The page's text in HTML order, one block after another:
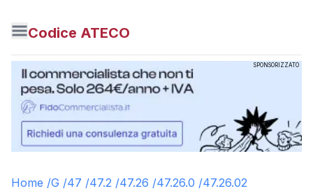
Codice ATECO
SPONSORIZZATO
Home /G /47 /47.2 /47.26 /47.26.0 /47.26.02